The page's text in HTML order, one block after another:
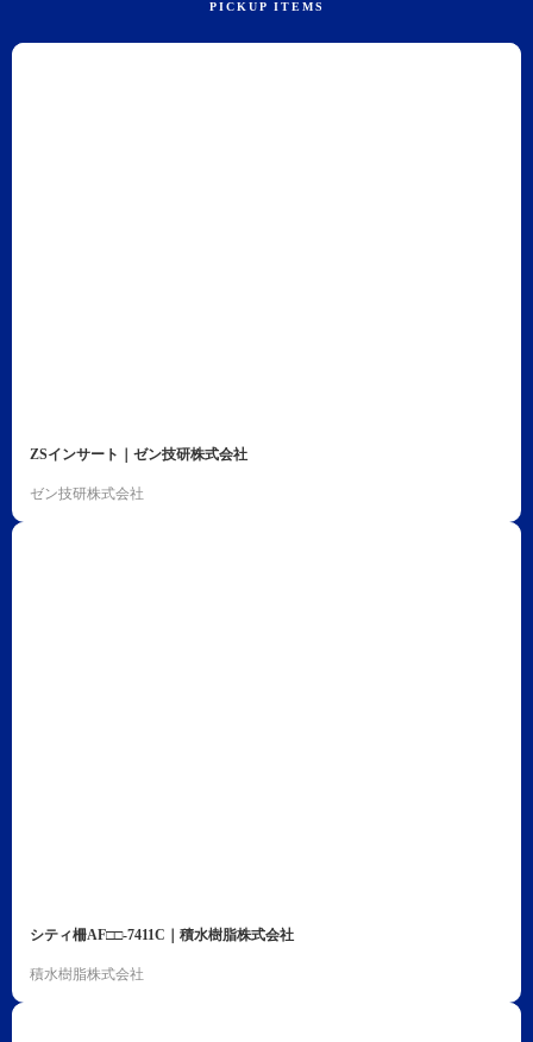
ZSインサート｜ゼン技研株式会社
ゼン技研株式会社
シティ柵AF□□-7411C｜積水樹脂株式会社
積水樹脂株式会社